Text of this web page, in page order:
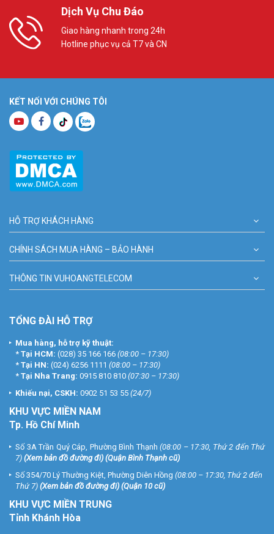
Dịch Vụ Chu Đáo
Giao hàng nhanh trong 24h
Hotline phục vụ cả T7 và CN
KẾT NỐI VỚI CHÚNG TÔI
HỖ TRỢ KHÁCH HÀNG
CHÍNH SÁCH MUA HÀNG – BẢO HÀNH
THÔNG TIN VUHOANGTELECOM
TỔNG ĐÀI HỖ TRỢ
Mua hàng, hỗ trợ kỹ thuật:
* Tại HCM: (028) 35 166 166 (08:00 – 17:30)
* Tại HN: (024) 6256 1111 (08:00 – 17:30)
* Tại Nha Trang: 0915 810 810 (07:30 – 17:30)
Khiếu nại, CSKH: 0902 51 53 55 (24/7)
KHU VỰC MIỀN NAM
Tp. Hồ Chí Minh
Số 3A Trần Quý Cáp, Phường Bình Thạnh (08:00 – 17:30, Thứ 2 đến Thứ
7) (Xem bản đồ đường đi) (Quận Bình Thạnh cũ)
Số 354/70 Lý Thường Kiệt, Phường Diên Hồng (08:00 – 17:30, Thứ 2 đến
Thứ 7) (Xem bản đồ đường đi) (Quận 10 cũ)
KHU VỰC MIỀN TRUNG
Tỉnh Khánh Hòa